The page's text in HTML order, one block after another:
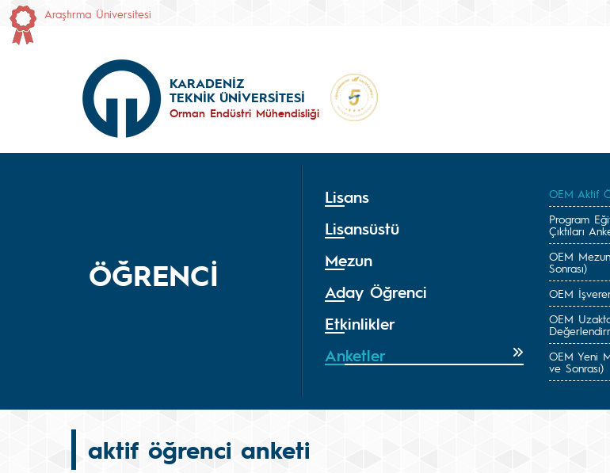
Araştırma Üniversitesi
KARADENİZ
TEKNİK ÜNİVERSİTESİ
Orman Endüstri Mühendisliği
ÖĞRENCİ
Lisans
Lisansüstü
Mezun
Aday Öğrenci
Etkinlikler
Anketler
OEM Aktif
Program
Çıktıları
OEM
Sonrası)
OEM
OEM
OEM Yeni
ve Sonrası)
aktif öğrenci anketi